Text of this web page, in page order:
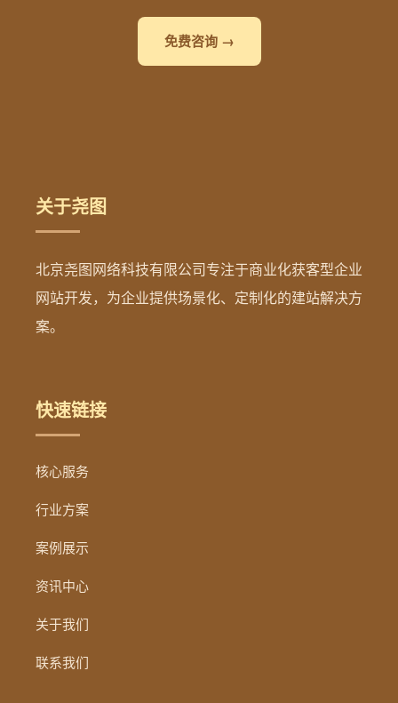
免费咨询 →
关于尧图
北京尧图网络科技有限公司专注于商业化获客型企业
网站开发，为企业提供场景化、定制化的建站解决方
案。
快速链接
核心服务
行业方案
案例展示
资讯中心
关于我们
联系我们